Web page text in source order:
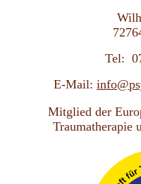
Tel:
E-Mail:
Mitglied der
Traumatherapie